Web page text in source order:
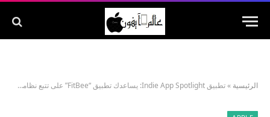
الرئيسية »تطبيق Indie App Spotlight: يساعدك تطبيق “FitBee” على تتبع نظامك الغذائي بسهولة